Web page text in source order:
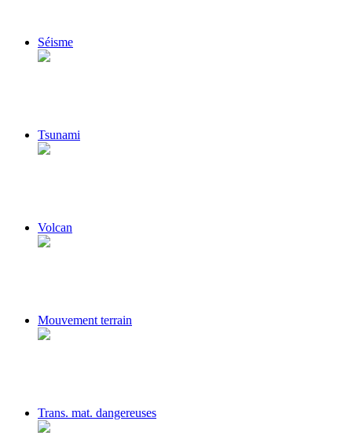
Séisme
Tsunami
Volcan
Mouvement terrain
Trans. mat. dangereuses